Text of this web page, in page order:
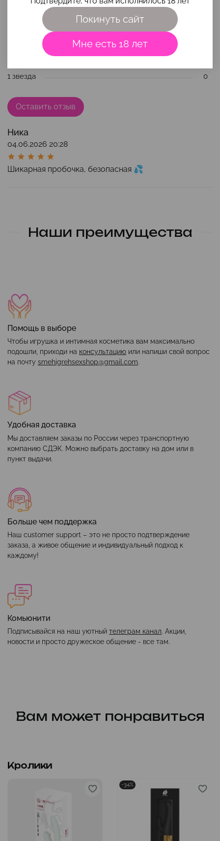
Ника
04.06.2026 20:28
Шикарная пробочка, безопасная 💦
5 / 5 Всего1отзывов
1 звезда
0
Оставить отзыв
Наши преимущества
Помощь в выборе
Чтобы игрушка и интимная косметика вам максимально
подошли, приходи на консультацию или напиши свой вопрос
на почту smehigrehsexshop@gmail.com.
Удобная доставка
Мы доставляем заказы по России через транспортную
компанию СДЭК. Можно выбрать доставку на дом или в
пункт выдачи.
Больше чем поддержка
Наш customer support – это не просто подтверждение
заказа, а живое общение и индивидуальный подход к
каждому!
Комьюнити
Подписывайся на наш уютный телеграм канал. Акции,
новости и просто дружеское общение - все там.
Вам может понравиться
Кролики
-34%
Покинуть сайт
Мне есть 18 лет